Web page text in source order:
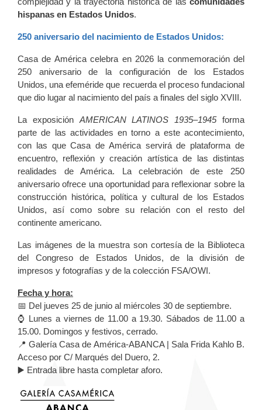
hispanas en Estados Unidos.
250 aniversario del nacimiento de Estados Unidos:
Casa de América celebra en 2026 la conmemoración del
250 aniversario de la configuración de los Estados
Unidos, una efeméride que recuerda el proceso fundacional
que dio lugar al nacimiento del país a finales del siglo XVIII.
La exposición AMERICAN LATINOS 1935–1945forma
parte de las actividades en torno a este acontecimiento,
con las que Casa de América servirá de plataforma de
encuentro, reflexión y creación artística de las distintas
realidades de América. La celebración de este 250
aniversario ofrece una oportunidad para reflexionar sobre la
construcción histórica, política y cultural de los Estados
Unidos, así como sobre su relación con el resto del
continente americano.
Las imágenes de la muestra son cortesía de la Biblioteca
del Congreso de Estados Unidos, de la división de
impresos y fotografías y de la colección FSA/OWI.
Fecha y hora:
📅 Del jueves 25 de junio al miércoles 30 de septiembre.
⌚ Lunes a viernes de 11.00 a 19.30. Sábados de 11.00 a
15.00. Domingos y festivos, cerrado.
📍 Galería Casa de América-ABANCA | Sala Frida Kahlo B.
Acceso por C/ Marqués del Duero, 2.
▶️ Entrada libre hasta completar aforo.